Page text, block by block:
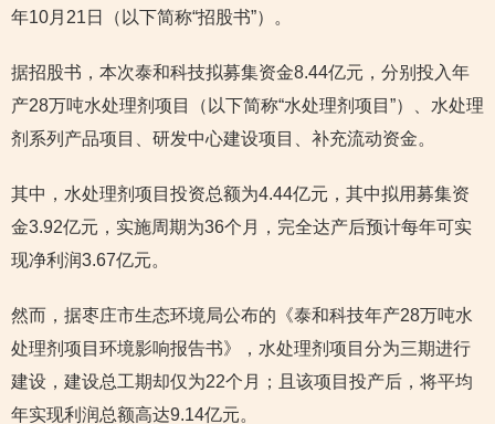
年10月21日（以下简称“招股书”）。
据招股书，本次泰和科技拟募集资金8.44亿元，分别投入年
产28万吨水处理剂项目（以下简称“水处理剂项目”）、水处理
剂系列产品项目、研发中心建设项目、补充流动资金。
其中，水处理剂项目投资总额为4.44亿元，其中拟用募集资
金3.92亿元，实施周期为36个月，完全达产后预计每年可实
现净利润3.67亿元。
然而，据枣庄市生态环境局公布的《泰和科技年产28万吨水
处理剂项目环境影响报告书》，水处理剂项目分为三期进行
建设，建设总工期却仅为22个月；且该项目投产后，将平均
年实现利润总额高达9.14亿元。